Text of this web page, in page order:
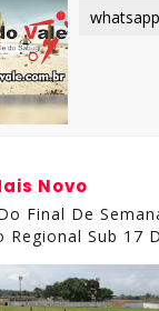
whatsapp
Novo
Final De
Regional Sub 17